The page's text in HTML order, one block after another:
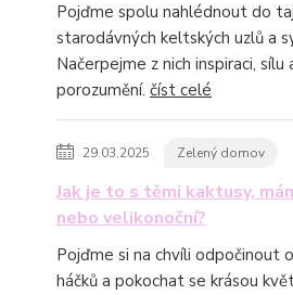
Pojďme spolu nahlédnout do
starodávných keltských uzlů a
Načerpejme z nich inspiraci, sílu
porozumění. číst celé
29.03.2025 Zelený domov
Jak je to s těmi kaktusy,
nebo velikonoční?
Pojďme si na chvíli odpočinout
háčků a pokochat se krásou